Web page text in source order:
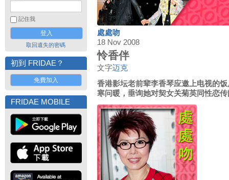
記住我
取回遺失的密碼
初到 FRIDAE？
免費加入
FRIDAE MOBILE
處處吻
18 Nov 2008
怜香伴
文字迈克
香港影坛老前辈李香琴应邀上电视的
寒问暖，垂询她对契女关菊英同性恋